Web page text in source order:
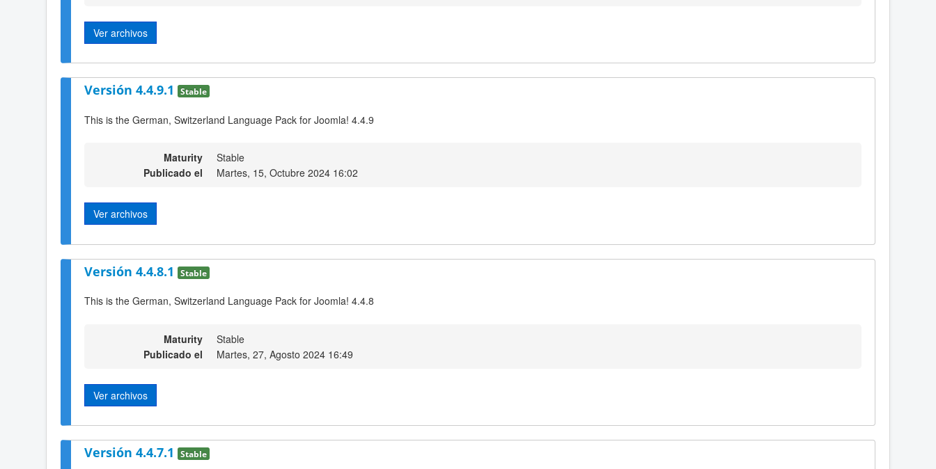
Ver archivos
Versión 4.4.9.1 Stable
This is the German, Switzerland Language Pack for Joomla! 4.4.9
Maturity
Stable
Publicado el
Martes, 15, Octubre 2024 16:02
Ver archivos
Versión 4.4.8.1 Stable
This is the German, Switzerland Language Pack for Joomla! 4.4.8
Maturity
Stable
Publicado el
Martes, 27, Agosto 2024 16:49
Ver archivos
Versión 4.4.7.1 Stable